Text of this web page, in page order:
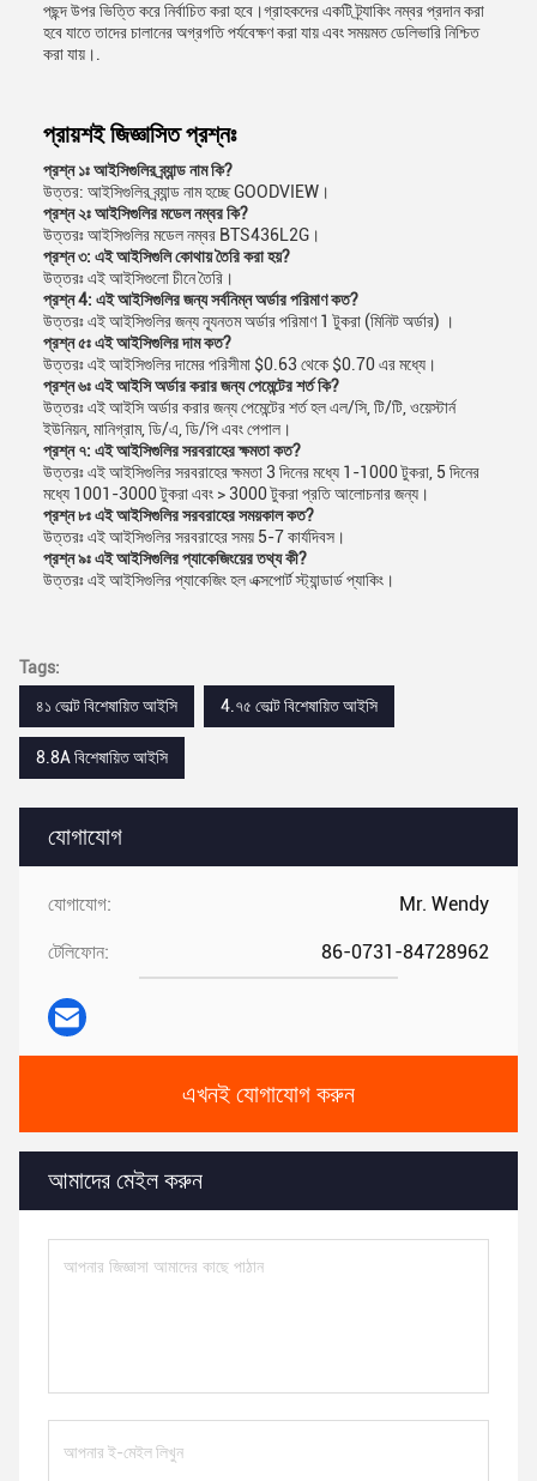
যোগাযোগ
যোগাযোগ: Mr. Wendy
টেলিফোন: 86-0731-84728962
এখনই যোগাযোগ করুন
আমাদের মেইল ​​করুন
পছন্দ উপর ভিত্তি করে নির্বাচিত করা হবে।গ্রাহকদের একটি ট্র্যাকিং নম্বর প্রদান করা
হবে যাতে তাদের চালানের অগ্রগতি পর্যবেক্ষণ করা যায় এবং সময়মত ডেলিভারি নিশ্চিত
করা যায়।.
প্রায়শই জিজ্ঞাসিত প্রশ্নঃ
প্রশ্ন ১ঃ আইসিগুলির ব্র্যান্ড নাম কি?
উত্তর: আইসিগুলির ব্র্যান্ড নাম হচ্ছে GOODVIEW।
প্রশ্ন ২ঃ আইসিগুলির মডেল নম্বর কি?
উত্তরঃ আইসিগুলির মডেল নম্বর BTS436L2G।
প্রশ্ন ৩: এই আইসিগুলি কোথায় তৈরি করা হয়?
উত্তরঃ এই আইসিগুলো চীনে তৈরি।
প্রশ্ন 4: এই আইসিগুলির জন্য সর্বনিম্ন অর্ডার পরিমাণ কত?
উত্তরঃ এই আইসিগুলির জন্য ন্যূনতম অর্ডার পরিমাণ 1 টুকরা (মিনিট অর্ডার) ।
প্রশ্ন ৫ঃ এই আইসিগুলির দাম কত?
উত্তরঃ এই আইসিগুলির দামের পরিসীমা $0.63 থেকে $0.70 এর মধ্যে।
প্রশ্ন ৬ঃ এই আইসি অর্ডার করার জন্য পেমেন্টের শর্ত কি?
উত্তরঃ এই আইসি অর্ডার করার জন্য পেমেন্টের শর্ত হল এল/সি, টি/টি, ওয়েস্টার্ন
ইউনিয়ন, মানিগ্রাম, ডি/এ, ডি/পি এবং পেপাল।
প্রশ্ন ৭: এই আইসিগুলির সরবরাহের ক্ষমতা কত?
উত্তরঃ এই আইসিগুলির সরবরাহের ক্ষমতা 3 দিনের মধ্যে 1-1000 টুকরা, 5 দিনের
মধ্যে 1001-3000 টুকরা এবং > 3000 টুকরা প্রতি আলোচনার জন্য।
প্রশ্ন ৮ঃ এই আইসিগুলির সরবরাহের সময়কাল কত?
উত্তরঃ এই আইসিগুলির সরবরাহের সময় 5-7 কার্যদিবস।
প্রশ্ন ৯ঃ এই আইসিগুলির প্যাকেজিংয়ের তথ্য কী?
উত্তরঃ এই আইসিগুলির প্যাকেজিং হল এক্সপোর্ট স্ট্যান্ডার্ড প্যাকিং।
Tags:
৪১ ভোল্ট বিশেষায়িত আইসি
4.৭৫ ভোল্ট বিশেষায়িত আইসি
8.8A বিশেষায়িত আইসি